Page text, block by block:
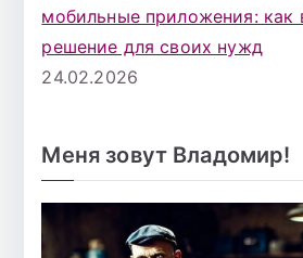
мобильные приложения: как
решение для своих нужд
24.02.2026
Меня зовут Владомир!